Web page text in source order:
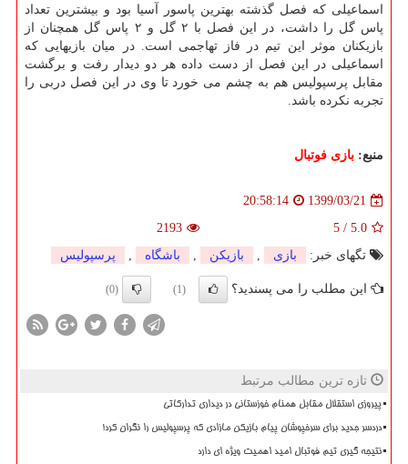
اسماعیلی که فصل گذشته بهترین پاسور آسیا بود و بیشترین تعداد
پاس گل را داشت، در این فصل با ۲ گل و ۲ پاس گل همچنان از
بازیکنان موثر این تیم در فاز تهاجمی است. در میان بازیهایی که
اسماعیلی در این فصل از دست داده هر دو دیدار رفت و برگشت
مقابل پرسپولیس هم به چشم می خورد تا وی در این فصل دربی را
تجربه نکرده باشد.
منبع: بازی فوتبال
1399/03/21
20:58:14
5.0
/
5
2193
تگهای خبر:
بازی , بازیكن , باشگاه , پرسپولیس
این مطلب را می پسندید؟ (1)
(0)
تازه ترین مطالب مرتبط
پیروزی استقلال مقابل همنام خوزستانی در دیداری تدارکاتی
دردسر جدید برای سرخپوشان پیام بازیکن مازادی که پرسپولیس را نگران کرد!
نتیجه گیری تیم فوتبال امید اهمیت ویژه ای دارد